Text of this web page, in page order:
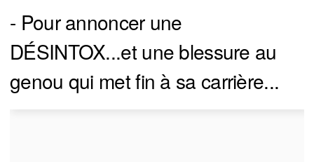
- Pour annoncer une
DÉSINTOX...et une blessure au
genou qui met fin à sa carrière...